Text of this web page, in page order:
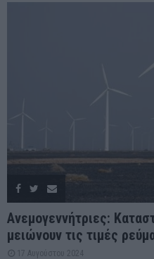
Ανεμογεννήτριες:
μειώνουν τις τιμές
17 Αυγούστου 2024